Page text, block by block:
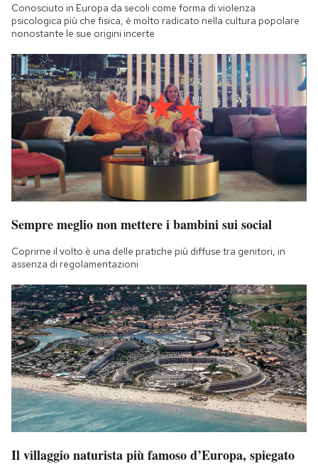
Conosciuto in Europa da secoli come forma di violenza
psicologica più che fisica, è molto radicato nella cultura popolare
nonostante le sue origini incerte
Sempre meglio non mettere i bambini sui social
Coprirne il volto è una delle pratiche più diffuse tra genitori, in
assenza di regolamentazioni
Il villaggio naturista più famoso d’Europa, spiegato